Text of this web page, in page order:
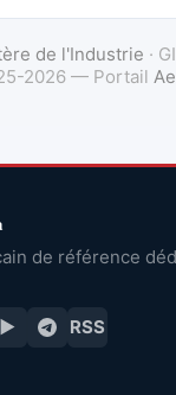
de l'Industrie ·
2026 — Portail
de référence
▶ RSS